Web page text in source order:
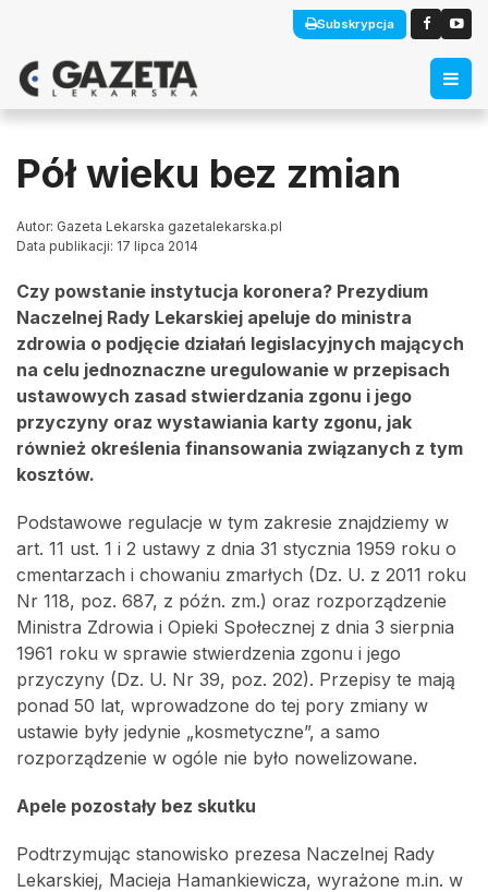
Subskrypcja
Pół wieku bez zmian
Autor: Gazeta Lekarska gazetalekarska.pl
Data publikacji: 17 lipca 2014
Czy powstanie instytucja koronera? Prezydium
Naczelnej Rady Lekarskiej apeluje do ministra
zdrowia o podjęcie działań legislacyjnych mających
na celu jednoznaczne uregulowanie w przepisach
ustawowych zasad stwierdzania zgonu i jego
przyczyny oraz wystawiania karty zgonu, jak
również określenia finansowania związanych z tym
kosztów.
Podstawowe regulacje w tym zakresie znajdziemy w
art. 11 ust. 1 i 2 ustawy z dnia 31 stycznia 1959 roku o
cmentarzach i chowaniu zmarłych (Dz. U. z 2011 roku
Nr 118, poz. 687, z późn. zm.) oraz rozporządzenie
Ministra Zdrowia i Opieki Społecznej z dnia 3 sierpnia
1961 roku w sprawie stwierdzenia zgonu i jego
przyczyny (Dz. U. Nr 39, poz. 202). Przepisy te mają
ponad 50 lat, wprowadzone do tej pory zmiany w
ustawie były jedynie „kosmetyczne”, a samo
rozporządzenie w ogóle nie było nowelizowane.
Apele pozostały bez skutku
Podtrzymując stanowisko prezesa Naczelnej Rady
Lekarskiej, Macieja Hamankiewicza, wyrażone m.in. w